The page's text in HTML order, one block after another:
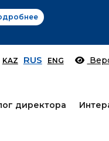
KAZ RUS ENG
директора